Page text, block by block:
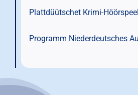
Plattdüütschet Krimi-
Programm Niederdeutsches